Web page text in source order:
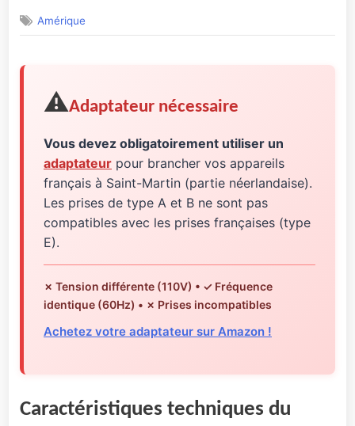
Amérique
⚠️Adaptateur nécessaire
Vous devez obligatoirement utiliser un
adaptateur pour brancher vos appareils
français à Saint-Martin (partie néerlandaise).
Les prises de type A et B ne sont pas
compatibles avec les prises françaises (type
E).
✗ Tension différente (110V) • ✓ Fréquence
identique (60Hz) • ✗ Prises incompatibles
Achetez votre adaptateur sur Amazon !
Caractéristiques techniques du